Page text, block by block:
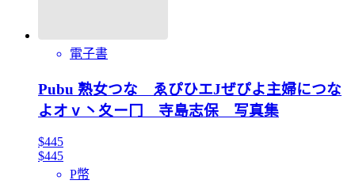
電子書
Pubu 熟女つな ゑぴひエJぜぴよ主婦につな
よオⅴ丶夊ー冂 寺島志保 写真集
$445
$445
P幣